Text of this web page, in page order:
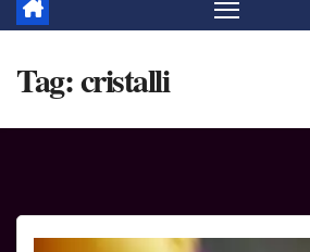
Tag:cristalli